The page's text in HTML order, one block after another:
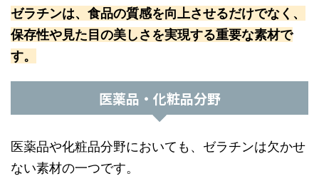
ゼラチンは、食品の質感を向上させるだけでなく、
保存性や見た目の美しさを実現する重要な素材で
す。
医薬品・化粧品分野
医薬品や化粧品分野においても、ゼラチンは欠かせ
ない素材の一つです。